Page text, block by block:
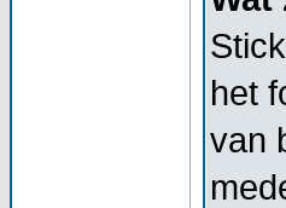
het
van